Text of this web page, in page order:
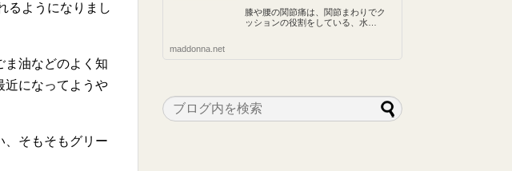
るようになりまし
ま油などのよく知
近になってようや
、そもそもグリー
膝や腰の関節痛は、関節まわりでク
ッションの役割をしている、水…
maddonna.net